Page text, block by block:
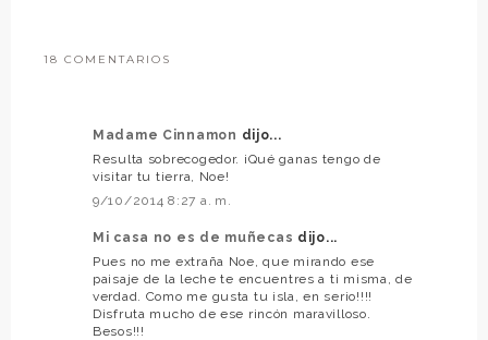
18 COMENTARIOS
Madame Cinnamon dijo...
Resulta sobrecogedor. ¡Qué ganas tengo de
visitar tu tierra, Noe!
9/10/2014 8:27 a. m.
Mi casa no es de muñecas dijo...
Pues no me extraña Noe, que mirando ese
paisaje de la leche te encuentres a ti misma, de
verdad. Como me gusta tu isla, en serio!!!!
Disfruta mucho de ese rincón maravilloso.
Besos!!!